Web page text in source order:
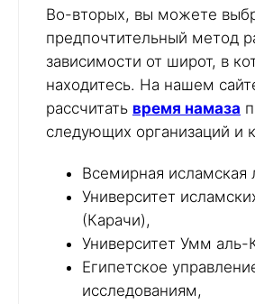
Во-вторых, вы можете
предпочтительный метод
зависимости от широт, в
находитесь. На нашем
рассчитать время намаза
следующих организаций и
Всемирная исламская
Университет
(Карачи),
Университет Умм аль-
Египетское
исследованиям,